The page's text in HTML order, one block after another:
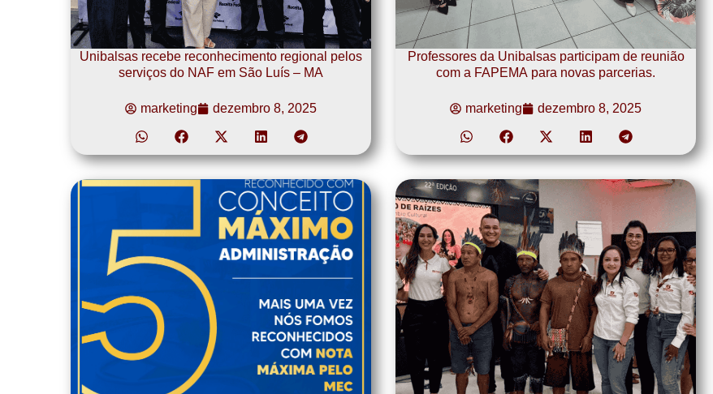
Unibalsas recebe reconhecimento regional pelos
serviços do NAF em São Luís – MA
marketing dezembro 8, 2025
Professores da Unibalsas participam de reunião
com a FAPEMA para novas parcerias.
marketing dezembro 8, 2025